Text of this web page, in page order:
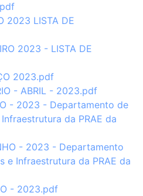
2023 LISTA DE
2023 - LISTA DE
2023.pdf
- ABRIL - 2023.pdf
- 2023 - Departamento de
da PRAE da
- 2023 - Departamento
e Infraestrutura da PRAE da
- 2023.pdf